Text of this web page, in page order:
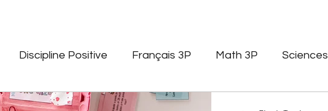
Discipline Positive Français 3P Math 3P Sciences
maitresse Littérature jeunesse